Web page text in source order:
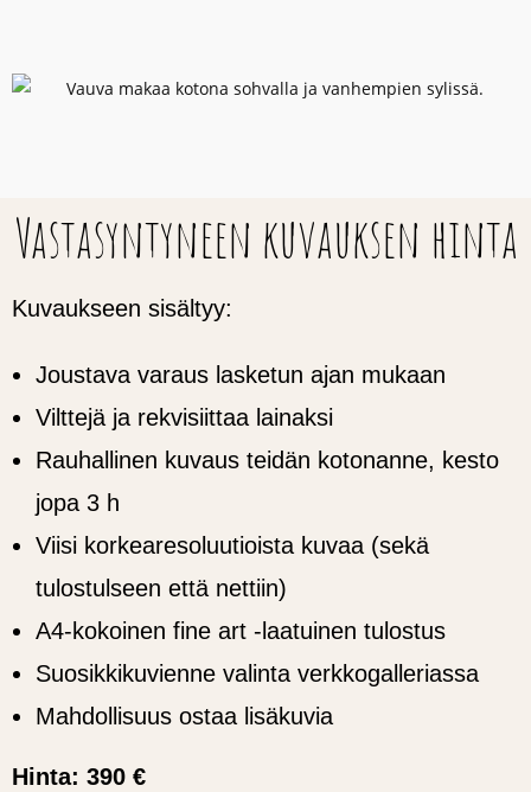
Vastasyntyneen kuvauksen hinta
Kuvaukseen sisältyy:
Joustava varaus lasketun ajan mukaan
Vilttejä ja rekvisiittaa lainaksi
Rauhallinen kuvaus teidän kotonanne, kesto
jopa 3 h
Viisi korkearesoluutioista kuvaa (sekä
tulostulseen että nettiin)
A4-kokoinen fine art -laatuinen tulostus
Suosikkikuvienne valinta verkkogalleriassa
Mahdollisuus ostaa lisäkuvia
Hinta: 390 €